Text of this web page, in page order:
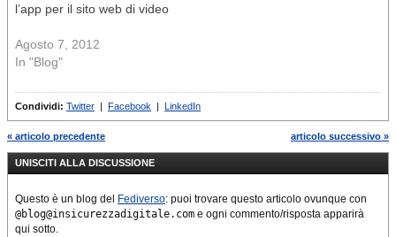
l’app per il sito web di video
Agosto 7, 2012
In "Blog"
Condividi: Twitter | Facebook | LinkedIn
« articolo precedente articolo successivo »
UNISCITI ALLA DISCUSSIONE
Questo è un blog del Fediverso: puoi trovare questo articolo ovunque con
@blog@insicurezzadigitale.com e ogni commento/risposta apparirà
qui sotto.